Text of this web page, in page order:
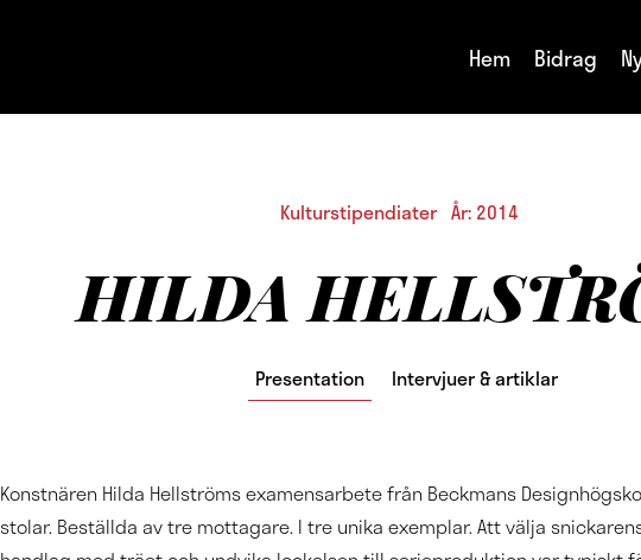
Hem Bidrag
Kulturstipendiater År: 2014
HILDA
Presentation Intervjuer & artiklar
Konstnären Hilda Hellströms examensarbete från Beckmans
stolar. Beställda av tre mottagare. I tre unika exemplar. Att välja